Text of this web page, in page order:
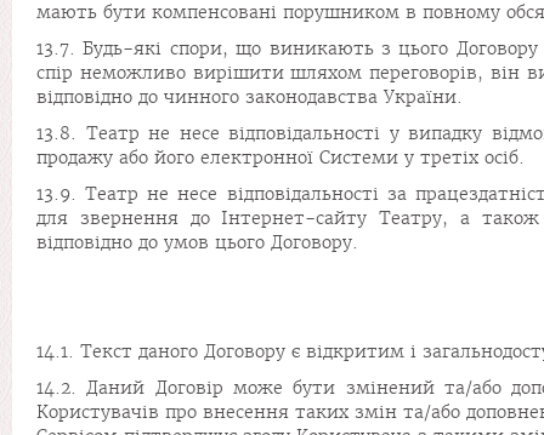
мають бути компенсовані порушником в повному
13.7. Будь-які спори, що виникають з цього
спір неможливо вирішити шляхом переговорів, він
відповідно до чинного законодавства України.
13.8. Театр не несе відповідальності у випадку
продажу або його електронної Системи у третіх осіб.
13.9. Театр не несе відповідальності за
для звернення до Інтернет-сайту Театру, а
відповідно до умов цього Договору.
14.1. Текст даного Договору є відкритим і
14.2. Даний Договір може бути змінений та/або
Користувачів про внесення таких змін та/або